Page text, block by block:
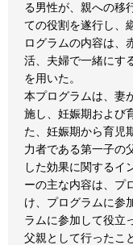
る男性が、親への移
ての役割を遂行し、
ログラムの内容は、
活、夫婦で一緒にす
を用いた。
本プログラムは、妻
施し、妊娠期および
た、妊娠期から育児
力者である第一子の
した効果に関するイ
ーの主な内容は、プ
け、プログラムに参
ラムに参加して役立
父親として行ったこ